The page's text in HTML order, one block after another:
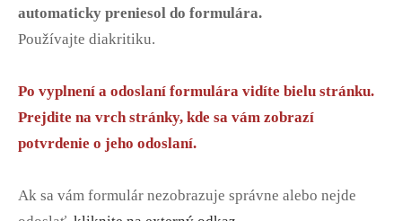
Slovenčina
Nemčina
Španielčina
Francúzština
Ruština
Angličtina
Leto s angličtinou pre tínedžerov
Cambridge skúšky
O A2 skúške zo slovenčiny
Príprava na skúšku
Angličtina na ZŠ - Start Right
Pre firmy
automaticky preniesol do formulára.
Používajte diakritiku.
Po vyplnení a odoslaní formulára vidíte bielu stránku.
Prejdite na vrch stránky, kde sa vám zobrazí
potvrdenie o jeho odoslaní.
Ak sa vám formulár nezobrazuje správne alebo nejde